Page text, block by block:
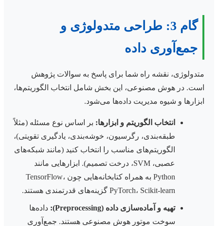
گام 3: طراحی متدولوژی و
جمع‌آوری داده
متدولوژی، نقشه راه شما برای پاسخ به سوالات پژوهش
است. در هوش مصنوعی، این بخش شامل انتخاب الگوریتم‌ها،
ابزارها و شیوه مدیریت داده‌ها می‌شود.
انتخاب الگوریتم و ابزارها: بر اساس نوع مسئله (مثلاً
طبقه‌بندی، رگرسیون، خوشه‌بندی، یادگیری تقویتی)،
الگوریتم‌های مناسب را انتخاب کنید (مانند شبکه‌های
عصبی، SVM، درخت تصمیم). ابزارهایی مانند
Python به همراه کتابخانه‌هایی چون TensorFlow،
PyTorch، Scikit-learn گزینه‌های قدرتمندی هستند.
تهیه و آماده‌سازی داده (Preprocessing):
داده‌ها
سوخت موتور هوش مصنوعی هستند. جمع‌آوری